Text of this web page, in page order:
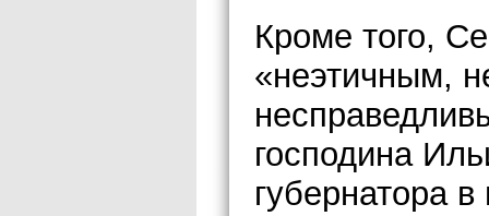
Кроме того,
«неэтичным,
господина
губернатора